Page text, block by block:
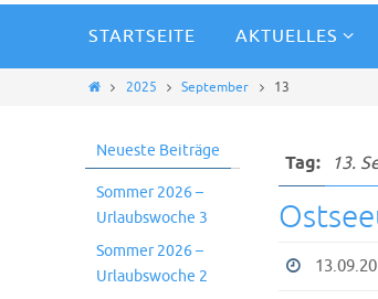
STARTSEITE AKTUELLES
2025 September 13
Tag: 13.
Neueste Beiträge
Sommer 2026 –
Urlaubswoche 3
Sommer 2026 –
Urlaubswoche 2